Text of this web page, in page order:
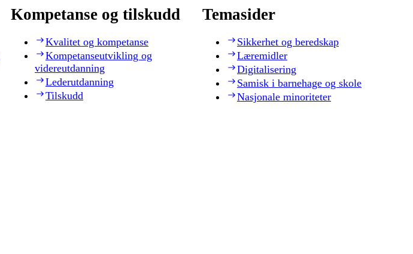
Kompetanse og tilskudd
Kvalitet og kompetanse
Kompetanseutvikling og
videreutdanning
Lederutdanning
Tilskudd
Temasider
Sikkerhet og beredskap
Læremidler
Digitalisering
Samisk i barnehage og skole
Nasjonale minoriteter